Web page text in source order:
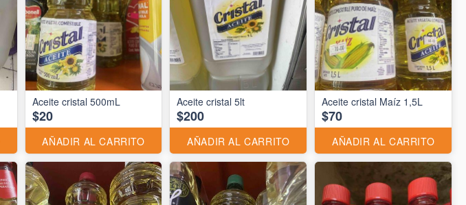
Aceite cristal 500mL
$20
AÑADIR AL CARRITO
Aceite cristal 5lt
$200
AÑADIR AL CARRITO
Aceite cristal Maíz 1,5L
$70
AÑADIR AL CARRITO